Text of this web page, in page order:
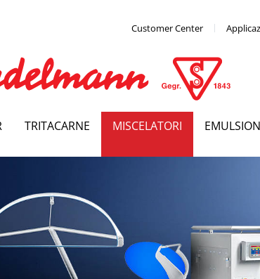
Customer Center
TRITACARNE MISCELATORI